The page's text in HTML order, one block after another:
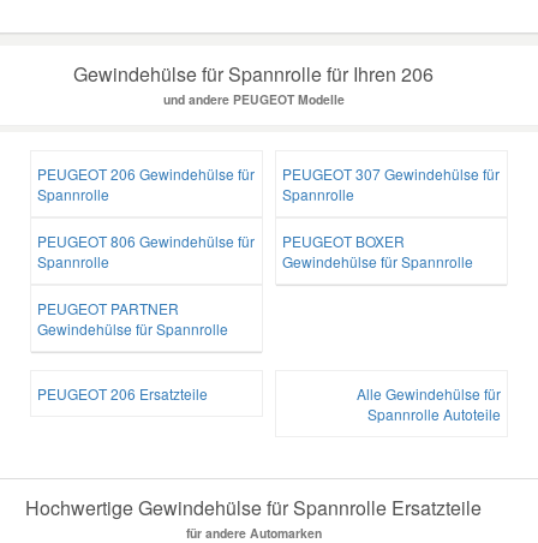
Gewindehülse für Spannrolle für Ihren 206
und andere PEUGEOT Modelle
PEUGEOT 206 Gewindehülse für
Spannrolle
PEUGEOT 307 Gewindehülse für
Spannrolle
PEUGEOT 806 Gewindehülse für
Spannrolle
PEUGEOT BOXER
Gewindehülse für Spannrolle
PEUGEOT PARTNER
Gewindehülse für Spannrolle
PEUGEOT 206 Ersatzteile
Alle Gewindehülse für
Spannrolle Autoteile
Hochwertige Gewindehülse für Spannrolle Ersatzteile
für andere Automarken